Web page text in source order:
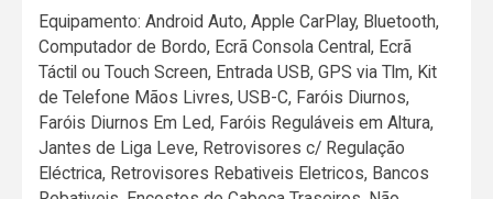
Equipamento: Android Auto, Apple CarPlay, Bluetooth,
Computador de Bordo, Ecrã Consola Central, Ecrã
Táctil ou Touch Screen, Entrada USB, GPS via Tlm, Kit
de Telefone Mãos Livres, USB-C, Faróis Diurnos,
Faróis Diurnos Em Led, Faróis Reguláveis em Altura,
Jantes de Liga Leve, Retrovisores c/ Regulação
Eléctrica, Retrovisores Rebativeis Eletricos, Bancos